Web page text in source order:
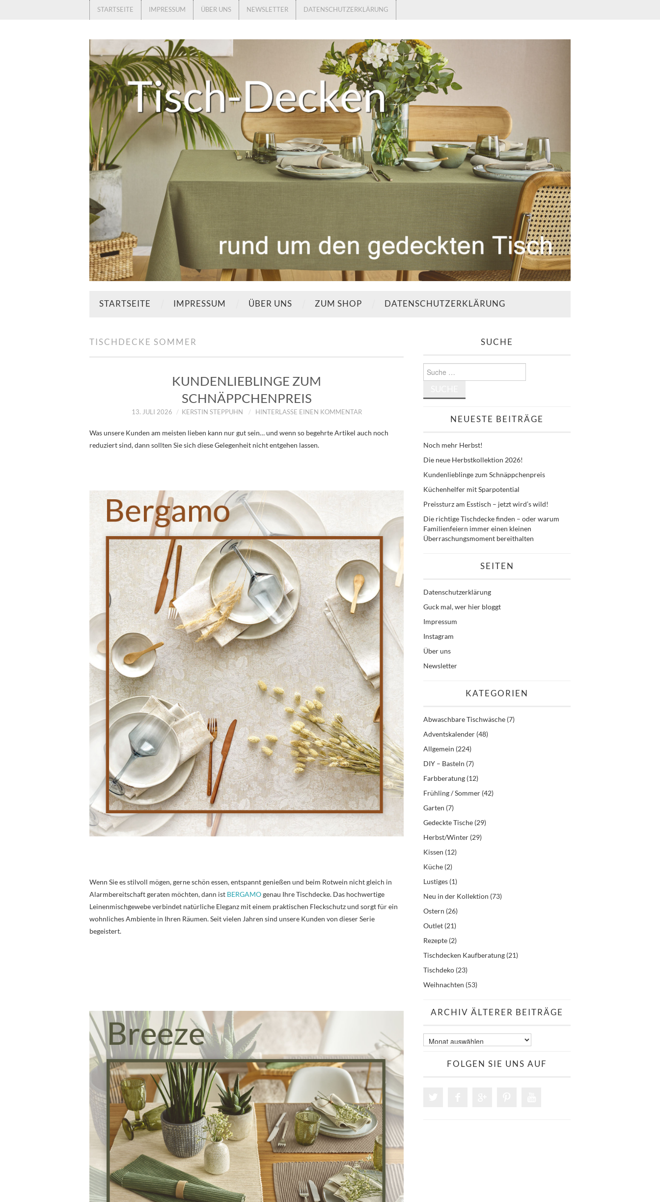
STARTSEITE IMPRESSUM ÜBER UNS NEWSLETTER DATENSCHUTZERKLÄRUNG
STARTSEITE IMPRESSUM ÜBER UNS ZUM SHOP DATENSCHUTZERKLÄRUNG
TISCHDECKE SOMMER
KUNDENLIEBLINGE ZUM
SCHNÄPPCHENPREIS
13. JULI 2026 KERSTIN STEPPUHN HINTERLASSE EINEN KOMMENTAR
Was unsere Kunden am meisten lieben kann nur gut sein… und wenn so begehrte Artikel auch noch
reduziert sind, dann sollten Sie sich diese Gelegenheit nicht entgehen lassen.
Wenn Sie es stilvoll mögen, gerne schön essen, entspannt genießen und beim Rotwein nicht gleich in
Alarmbereitschaft geraten möchten, dann ist BERGAMOgenau Ihre Tischdecke. Das hochwertige
Leinenmischgewebe verbindet natürliche Eleganz mit einem praktischen Fleckschutz und sorgt für ein
wohnliches Ambiente in Ihren Räumen. Seit vielen Jahren sind unsere Kunden von dieser Serie
begeistert.
SUCHE
Suche
nach:
NEUESTE BEITRÄGE
Noch mehr Herbst!
Die neue Herbstkollektion 2026!
Kundenlieblinge zum Schnäppchenpreis
Küchenhelfer mit Sparpotential
Preissturz am Esstisch – jetzt wird’s wild!
Die richtige Tischdecke finden – oder warum
Familienfeiern immer einen kleinen
Überraschungsmoment bereithalten
SEITEN
Datenschutzerklärung
Guck mal, wer hier bloggt
Impressum
Instagram
Über uns
Newsletter
KATEGORIEN
Abwaschbare Tischwäsche (7)
Adventskalender (48)
Allgemein (224)
DIY – Basteln (7)
Farbberatung (12)
Frühling / Sommer (42)
Garten (7)
Gedeckte Tische (29)
Herbst/Winter (29)
Kissen (12)
Küche (2)
Lustiges (1)
Neu in der Kollektion (73)
Ostern (26)
Outlet (21)
Rezepte (2)
Tischdecken Kaufberatung (21)
Tischdeko (23)
Weihnachten (53)
ARCHIV ÄLTERER BEITRÄGE
Archiv
älterer
FOLGEN SIE UNS AUF